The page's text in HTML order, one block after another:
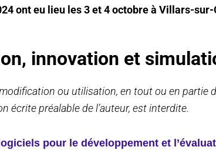
ont eu lieu les 3 et 4 octobreà Villars-sur-
innovation et
ou utilisation, en tout ou en partie
écrite préalable de l’auteur, est interdite.
pour le développement et